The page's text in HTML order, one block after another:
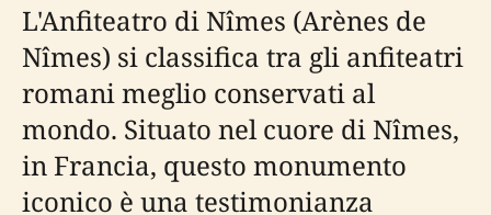
L'Anfiteatro di Nîmes (Arènes de
Nîmes) si classifica tra gli anfiteatri
romani meglio conservati al
mondo. Situato nel cuore di Nîmes,
in Francia, questo monumento
iconico è una testimonianza